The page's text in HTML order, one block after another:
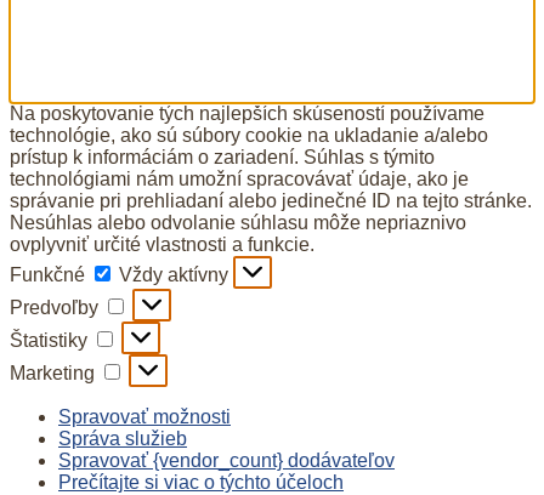
Na poskytovanie tých najlepších skúseností používame
technológie, ako sú súbory cookie na ukladanie a/alebo
prístup k informáciám o zariadení. Súhlas s týmito
technológiami nám umožní spracovávať údaje, ako je
správanie pri prehliadaní alebo jedinečné ID na tejto stránke.
Nesúhlas alebo odvolanie súhlasu môže nepriaznivo
ovplyvniť určité vlastnosti a funkcie.
Funkčné
Funkčné
Vždy aktívny
Predvoľby
Predvoľby
Štatistiky Štatistiky
Marketing Marketing
Spravovať možnosti
Správa služieb
Spravovať {vendor_count} dodávateľov
Prečítajte si viac o týchto účeloch